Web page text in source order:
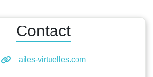
Contact
ailes-virtuelles.com